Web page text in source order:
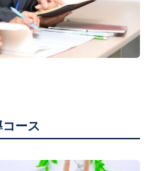
ース